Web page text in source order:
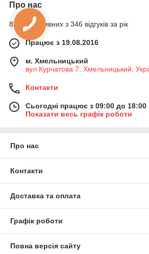
Про нас
87% позитивних з 346 відгуків за рік
Працює з 19.08.2016
м. Хмельницький
вул Курчатова 7, Хмельницький,
Контакти
Сьогодні працює з 09:00 до 18:00
Показати весь графік роботи
Про нас
Контакти
Доставка та оплата
Графік роботи
Повна версія сайту